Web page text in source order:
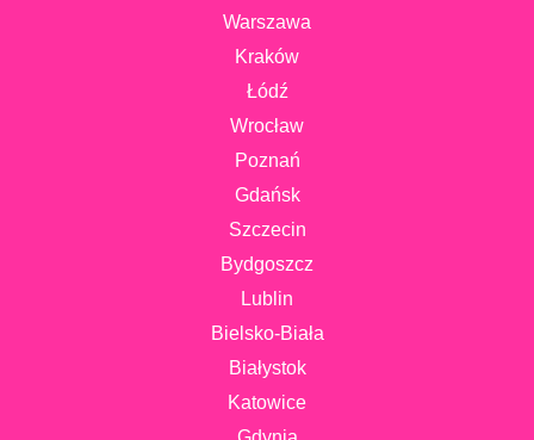
Warszawa
Kraków
Łódź
Wrocław
Poznań
Gdańsk
Szczecin
Bydgoszcz
Lublin
Bielsko-Biała
Białystok
Katowice